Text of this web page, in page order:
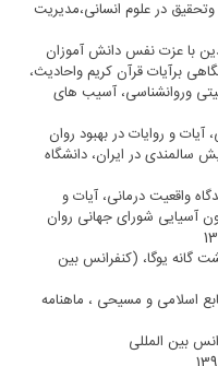
در علوم انسانی،مدیریت
با عزت نفس دانش آموزان
برآیات قرآن کریم واحادیث،
وروانشناسی، آسیب های
و روایات در بهبود روان
سالمندی در ایران، دانشگاه
واقعیت درمانی، آیات و
آسیایی شورای جهانی روان
گانه یوگا، (کنفرانس بین
اسلامی و مسیحی ، ماهنامه
بین المللی